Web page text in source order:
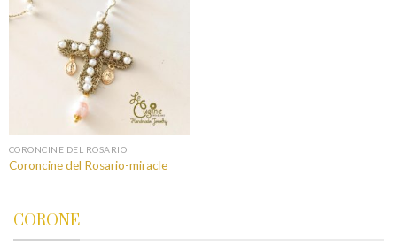
CORONCINE DEL ROSARIO
Coroncine del Rosario-miracle
CORONE